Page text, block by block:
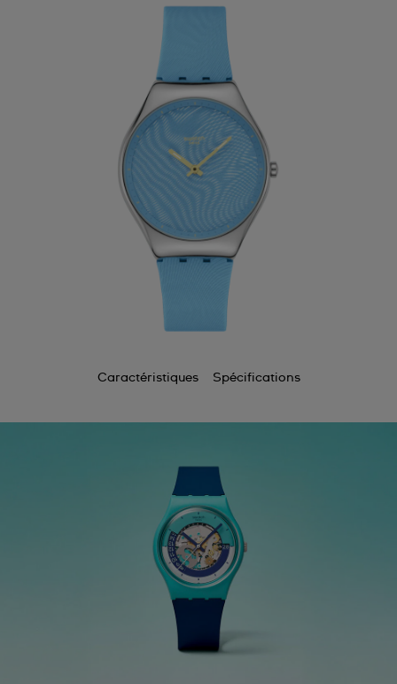
Caractéristiques Spécifications